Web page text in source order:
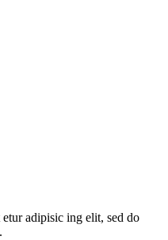
adipisic ing elit, sed do